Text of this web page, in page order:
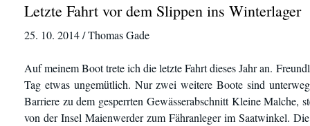
Letzte Fahrt vor dem Slippen ins Winterlager
25. 10. 2014 / Thomas Gade
Auf meinem Boot trete ich die letzte Fahrt dieses Jahr an.
Tag etwas ungemütlich. Nur zwei weitere Boote sind
Barriere zu dem gesperrten Gewässerabschnitt Kleine
von der Insel Maienwerder zum Fähranleger im Saatwinkel.